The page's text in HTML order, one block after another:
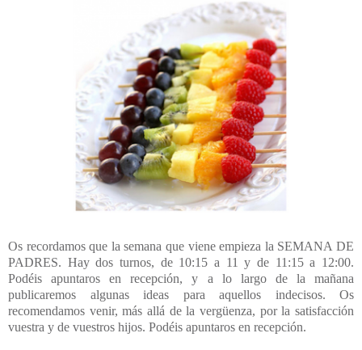
Os recordamos que la semana que viene empieza la SEMANA DE
PADRES. Hay dos turnos, de 10:15 a 11 y de 11:15 a 12:00.
Podéis apuntaros en recepción, y a lo largo de la mañana
publicaremos algunas ideas para aquellos indecisos. Os
recomendamos venir, más allá de la vergüenza, por la satisfacción
vuestra y de vuestros hijos. Podéis apuntaros en recepción.